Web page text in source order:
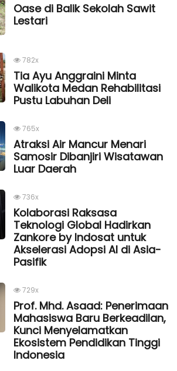
Oase di Balik Sekolah Sawit
Lestari
782x
Tia Ayu Anggraini Minta
Walikota Medan Rehabilitasi
Pustu Labuhan Deli
765x
Atraksi Air Mancur Menari
Samosir Dibanjiri Wisatawan
Luar Daerah
736x
Kolaborasi Raksasa
Teknologi Global Hadirkan
Zankore by Indosat untuk
Akselerasi Adopsi AI di Asia-
Pasifik
729x
Prof. Mhd. Asaad: Penerimaan
Mahasiswa Baru Berkeadilan,
Kunci Menyelamatkan
Ekosistem Pendidikan Tinggi
Indonesia